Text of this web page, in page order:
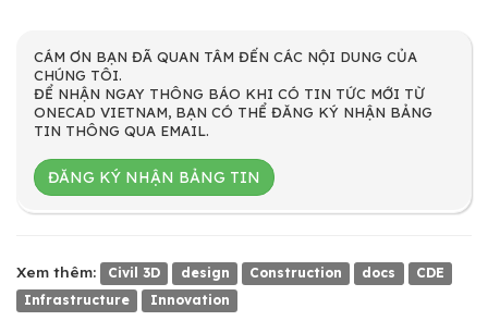
CÁM ƠN BẠN ĐÃ QUAN TÂM ĐẾN CÁC NỘI DUNG CỦA
CHÚNG TÔI.
ĐỂ NHẬN NGAY THÔNG BÁO KHI CÓ TIN TỨC MỚI TỪ
ONECAD VIETNAM, BẠN CÓ THỂ ĐĂNG KÝ NHẬN BẢNG
TIN THÔNG QUA EMAIL.
ĐĂNG KÝ NHẬN BẢNG TIN
Xem thêm: Civil 3D design Construction docs
CDE
Infrastructure
Innovation